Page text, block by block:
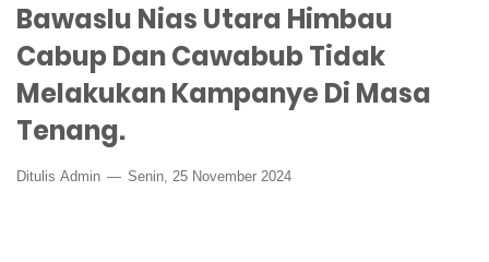
Bawaslu Nias Utara Himbau
Cabup Dan Cawabub Tidak
Melakukan Kampanye Di Masa
Tenang.
Ditulis Admin Senin, 25 November 2024